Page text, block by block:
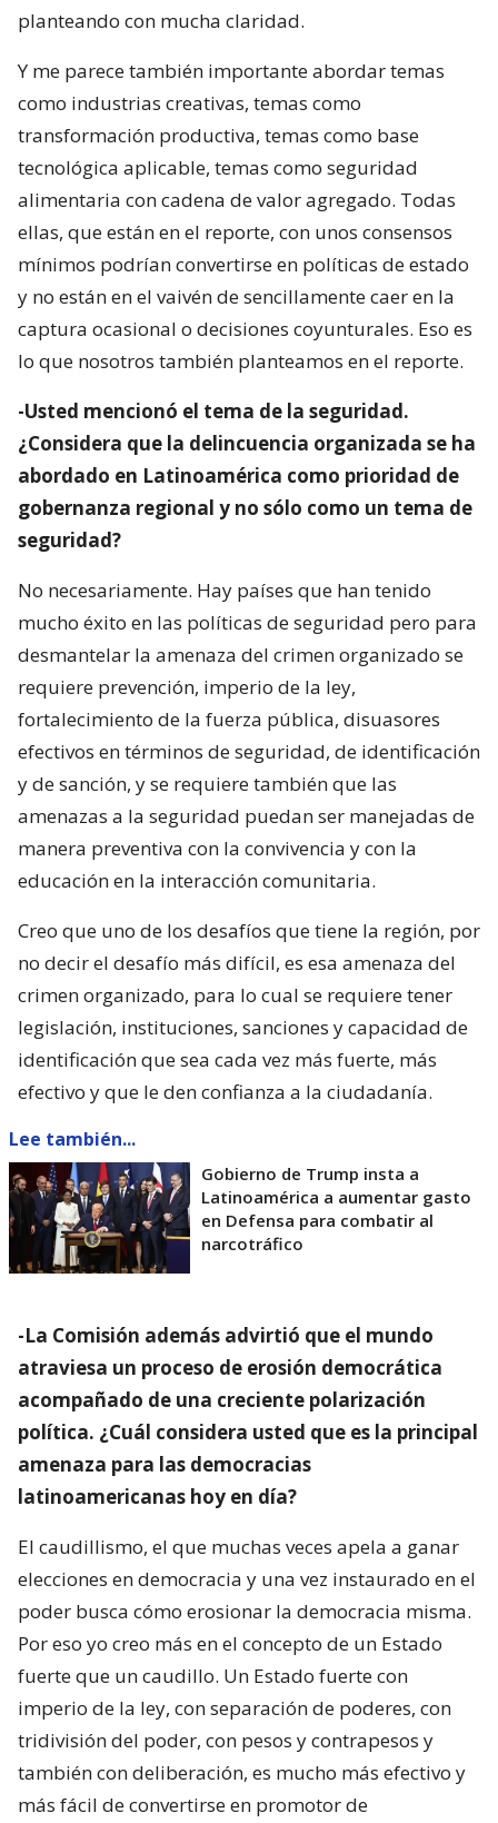
planteando con mucha claridad.
Y me parece también importante abordar temas
como industrias creativas, temas como
transformación productiva, temas como base
tecnológica aplicable, temas como seguridad
alimentaria con cadena de valor agregado. Todas
ellas, que están en el reporte, con unos consensos
mínimos podrían convertirse en políticas de estado
y no están en el vaivén de sencillamente caer en la
captura ocasional o decisiones coyunturales. Eso es
lo que nosotros también planteamos en el reporte.
-Usted mencionó el tema de la seguridad.
¿Considera que la delincuencia organizada se ha
abordado en Latinoamérica como prioridad de
gobernanza regional y no sólo como un tema de
seguridad?
No necesariamente. Hay países que han tenido
mucho éxito en las políticas de seguridad pero para
desmantelar la amenaza del crimen organizado se
requiere prevención, imperio de la ley,
fortalecimiento de la fuerza pública, disuasores
efectivos en términos de seguridad, de identificación
y de sanción, y se requiere también que las
amenazas a la seguridad puedan ser manejadas de
manera preventiva con la convivencia y con la
educación en la interacción comunitaria.
Creo que uno de los desafíos que tiene la región, por
no decir el desafío más difícil, es esa amenaza del
crimen organizado, para lo cual se requiere tener
legislación, instituciones, sanciones y capacidad de
identificación que sea cada vez más fuerte, más
efectivo y que le den confianza a la ciudadanía.
Lee también...
Gobierno de Trump insta a
Latinoamérica a aumentar gasto
en Defensa para combatir al
narcotráfico
-La Comisión además advirtió que el mundo
atraviesa un proceso de erosión democrática
acompañado de una creciente polarización
política. ¿Cuál considera usted que es la principal
amenaza para las democracias
latinoamericanas hoy en día?
El caudillismo, el que muchas veces apela a ganar
elecciones en democracia y una vez instaurado en el
poder busca cómo erosionar la democracia misma.
Por eso yo creo más en el concepto de un Estado
fuerte que un caudillo. Un Estado fuerte con
imperio de la ley, con separación de poderes, con
tridivisión del poder, con pesos y contrapesos y
también con deliberación, es mucho más efectivo y
más fácil de convertirse en promotor de